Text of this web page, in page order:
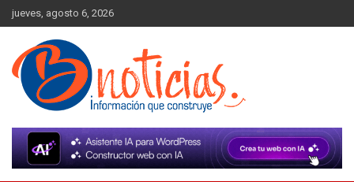
Skip
to
content
jueves, agosto 6, 2026
BNoticias